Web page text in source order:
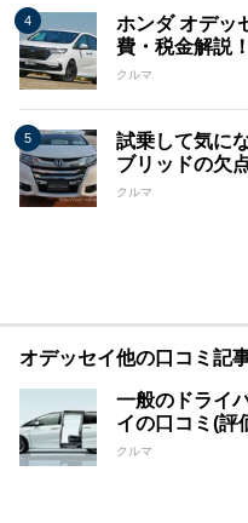
ホンダ オデッ
費・税金解説
クルマ
試乗して気に
ブリッドの欠
クルマ
オデッセイ他の口コミ記
一般のドライ
イの口コミ(評
クルマ